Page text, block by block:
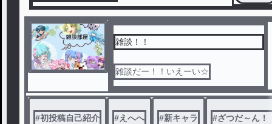
雑談！！
雑談だー！！いえーい☆
#初投稿自己紹介 #えへへ #新キャラ #ざつだ～ん！